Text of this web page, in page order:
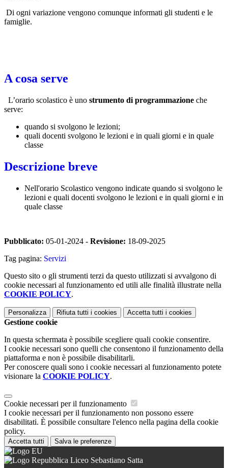
Di ogni variazione vengono comunque informati gli studenti e le
famiglie.
A cosa serve
L’orario scolastico è uno strumento di programmazione che
serve:
quando si svolgono le lezioni;
quali docenti svolgono le lezioni e in quali giorni e in quale
classe
Descrizione breve
Nell'orario Scolastico vengono indicate quando si svolgono le
lezioni e quali docenti svolgono le lezioni e in quali giorni e in
quale classe
Pubblicato: 05-01-2024 - Revisione: 18-09-2025
Tag pagina: Servizi
Questo sito o gli strumenti terzi da questo utilizzati si avvalgono di
cookie necessari al funzionamento ed utili alle finalità illustrate nella
COOKIE POLICY.
Personalizza Rifiuta tutti i cookies Accetta tutti i cookies
Gestione cookie
In questa schermata è possibile scegliere quali cookie consentire.
I cookie necessari sono quelli che consentono il funzionamento della
piattaforma e non è possibile disabilitarli.
Per conoscere quali sono i cookie necessari al funzionamento potete
visionare la COOKIE POLICY.
Cookie necessari per il funzionamento
I cookie necessari per il funzionamento non possono essere
disabilitati. È possibile consultare l'elenco nella pagina della cookie
policy.
Accetta tutti Salva le preferenze
Liceo Sebastiano Satta